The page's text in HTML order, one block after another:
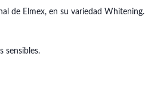
de Elmex, en su variedad Whitening.
sensibles.